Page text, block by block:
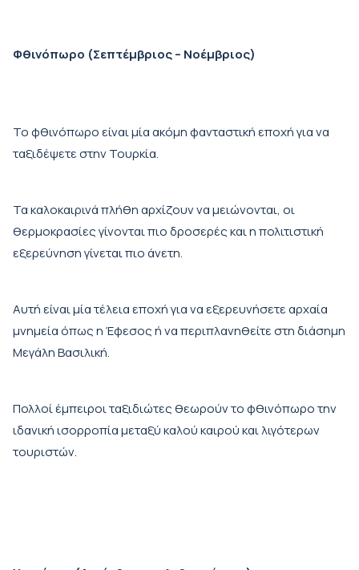
Φθινόπωρο (Σεπτέμβριος – Νοέμβριος)
Το φθινόπωρο είναι μία ακόμη φανταστική εποχή για να
ταξιδέψετε στην Τουρκία.
Τα καλοκαιρινά πλήθη αρχίζουν να μειώνονται, οι
θερμοκρασίες γίνονται πιο δροσερές και η πολιτιστική
εξερεύνηση γίνεται πιο άνετη.
Αυτή είναι μία τέλεια εποχή για να εξερευνήσετε αρχαία
μνημεία όπως η Έφεσος ή να περιπλανηθείτε στη διάσημη
Μεγάλη Βασιλική.
Πολλοί έμπειροι ταξιδιώτες θεωρούν το φθινόπωρο την
ιδανική ισορροπία μεταξύ καλού καιρού και λιγότερων
τουριστών.